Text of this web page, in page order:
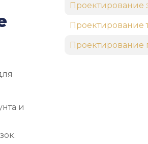
и
Проектирование
Проектирование
Проектирование